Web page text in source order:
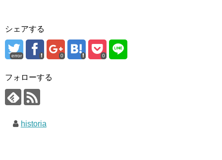
シェアする
error 0 0
フォローする
historia